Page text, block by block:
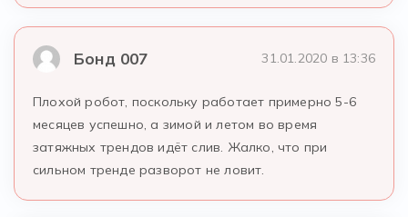
Бонд 007 31.01.2020 в 13:36
Плохой робот, поскольку работает примерно 5-6
месяцев успешно, а зимой и летом во время
затяжных трендов идёт слив. Жалко, что при
сильном тренде разворот не ловит.